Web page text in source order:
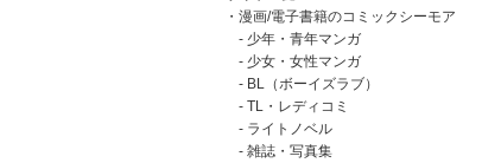
漫画/電子書籍のコミックシーモア
少年・青年マンガ
少女・女性マンガ
BL（ボーイズラブ）
TL・レディコミ
ライトノベル
雑誌・写真集